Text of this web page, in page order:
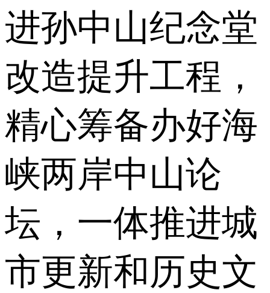
进孙中山纪念堂
改造提升工程，
精心筹备办好海
峡两岸中山论
坛，一体推进城
市更新和历史文